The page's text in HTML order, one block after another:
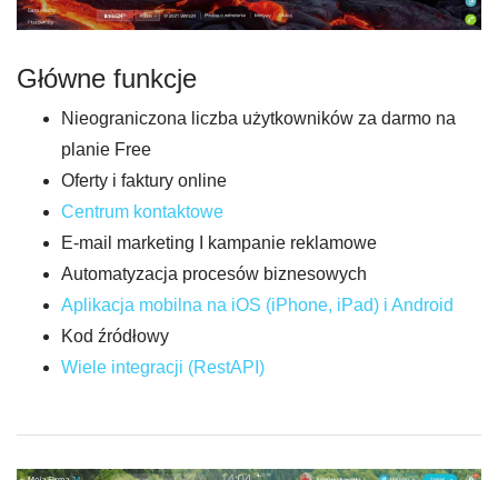
Główne funkcje
Nieograniczona liczba użytkowników za darmo na
planie Free
Oferty i faktury online
Centrum kontaktowe
E-mail marketing I kampanie reklamowe
Automatyzacja procesów biznesowych
Aplikacja mobilna na iOS (iPhone, iPad) i Android
Kod źródłowy
Wiele integracji (RestAPI)